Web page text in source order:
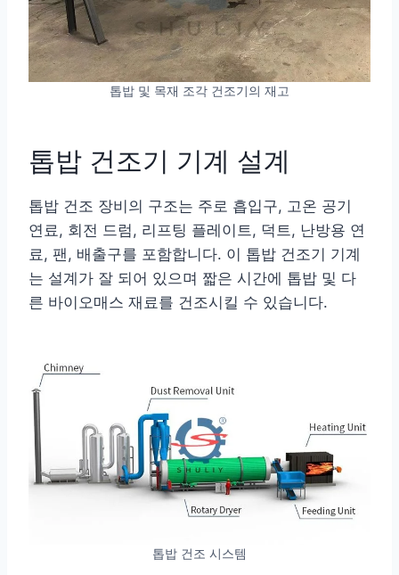
톱밥 및 목재 조각 건조기의 재고
톱밥 건조기 기계 설계
톱밥 건조 장비의 구조는 주로 흡입구, 고온 공기
연료, 회전 드럼, 리프팅 플레이트, 덕트, 난방용 연
료, 팬, 배출구를 포함합니다. 이 톱밥 건조기 기계
는 설계가 잘 되어 있으며 짧은 시간에 톱밥 및 다
른 바이오매스 재료를 건조시킬 수 있습니다.
톱밥 건조 시스템